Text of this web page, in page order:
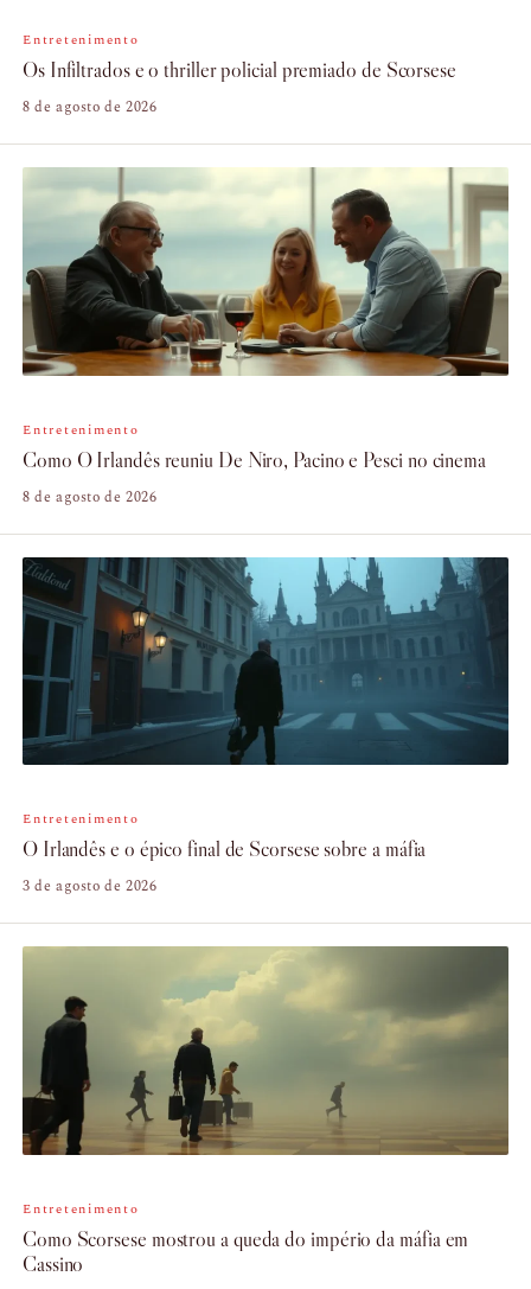
Entretenimento
Os Infiltrados e o thriller policial premiado de Scorsese
8 de agosto de 2026
Entretenimento
Como O Irlandês reuniu De Niro, Pacino e Pesci no cinema
8 de agosto de 2026
Entretenimento
O Irlandês e o épico final de Scorsese sobre a máfia
3 de agosto de 2026
Entretenimento
Como Scorsese mostrou a queda do império da máfia em
Cassino